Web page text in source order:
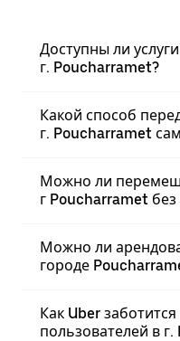
Доступны ли
г. Poucharramet?
Какой способ
г. Poucharramet
Можно ли
г Poucharramet
Можно ли
городе
Как Uber
пользователей в